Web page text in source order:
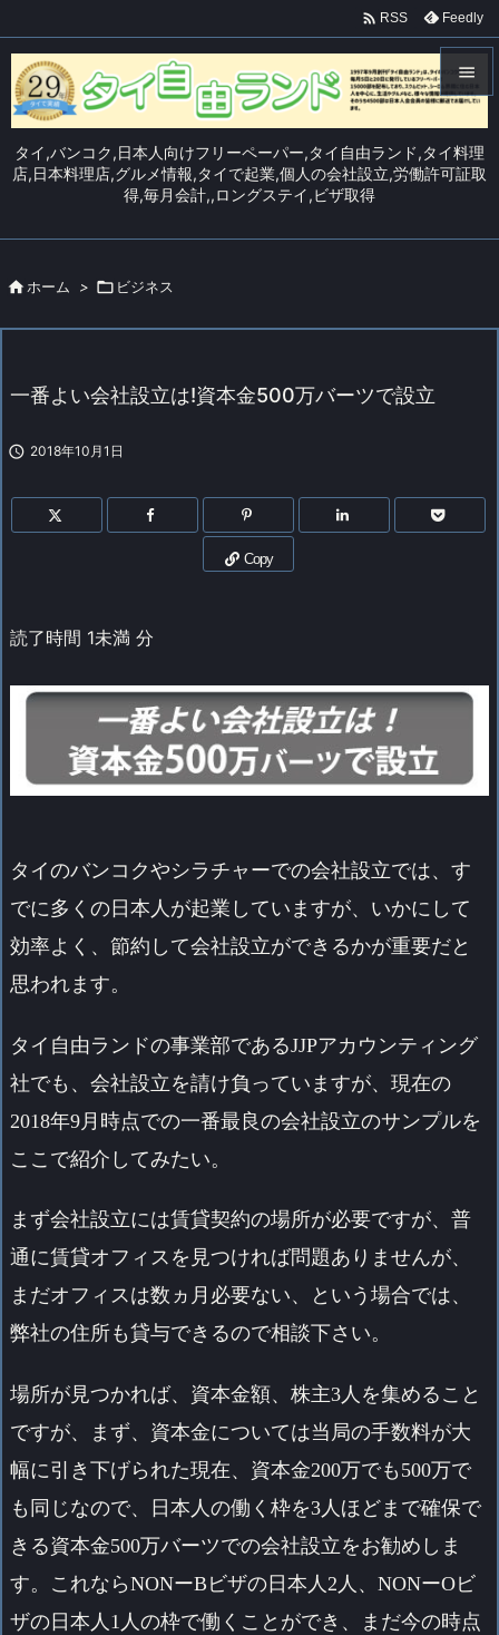
タイ,バンコク,日本人向けフリーペーパー,タイ自由ランド,タイ料理
店,日本料理店,グルメ情報,タイで起業,個人の会社設立,労働許可証取
得,毎月会計,,ロングステイ,ビザ取得

メニュ


 RSS Feedly
 ホーム >  ビジネス
一番よい会社設立は!資本金500万バーツで設立
 2018年10月1日
Copy
読了時間 1未満 分
タイのバンコクやシラチャーでの会社設立では、す
でに多くの日本人が起業していますが、いかにして
効率よく、節約して会社設立ができるかが重要だと
思われます。
タ イ自由ランドの事業部であるJJPアカウンティング
社でも、会社設立を請け負っていますが、現在の
2018年9月時点での一番最良の会社設立のサンプルを
ここで紹介してみたい。
まず会社設立には賃貸契約の場所が必要ですが、普
通に賃貸オフィスを見つければ問題ありませんが、
まだオフィスは数ヵ月必要ない、という場合では、
弊社の住所も貸与できるので相談下さい。
場所が見つかれば、資本金額、株主3人を集めること
ですが、まず、資本金については当局の手数料が大
幅に引き下げられた現在、資本金200万でも500万で
も同じなので、日本人の働く枠を3人ほどまで確保で
きる資本金500万バーツでの会社設立をお勧めしま
す。これならNONーBビザの日本人2人、NONーOビ
ザの日本人1人の枠で働くことができ、まだ今の時点